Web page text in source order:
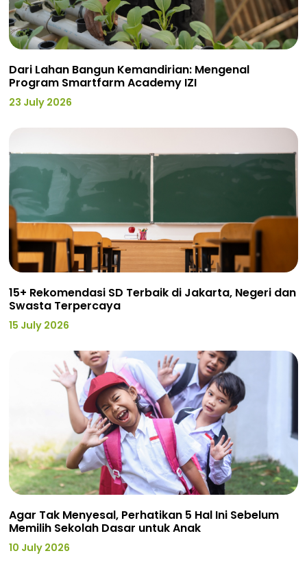
Dari Lahan Bangun Kemandirian: Mengenal
Program Smartfarm Academy IZI
23 July 2026
15+ Rekomendasi SD Terbaik di Jakarta, Negeri dan
Swasta Terpercaya
15 July 2026
Agar Tak Menyesal, Perhatikan 5 Hal Ini Sebelum
Memilih Sekolah Dasar untuk Anak
10 July 2026